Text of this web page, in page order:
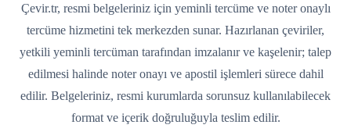
Çevir.tr, resmi belgeleriniz için yeminli tercüme ve noter onaylı
tercüme hizmetini tek merkezden sunar. Hazırlanan çeviriler,
yetkili yeminli tercüman tarafından imzalanır ve kaşelenir; talep
edilmesi halinde noter onayı ve apostil işlemleri sürece dahil
edilir. Belgeleriniz, resmi kurumlarda sorunsuz kullanılabilecek
format ve içerik doğruluğuyla teslim edilir.